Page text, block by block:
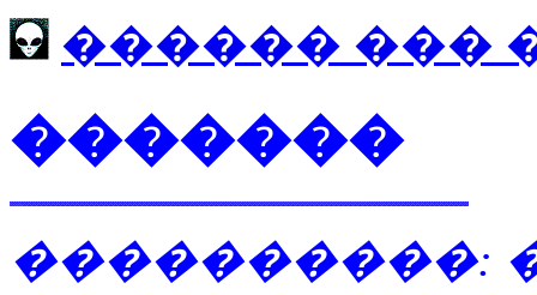
������ ���
�������
����������: